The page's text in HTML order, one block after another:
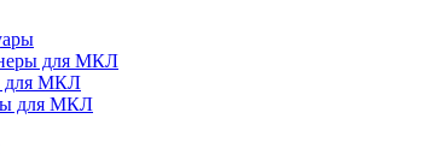
для МКЛ
для МКЛ
для МКЛ